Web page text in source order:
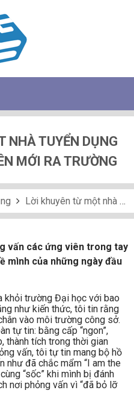
NHÀ TUYỂN DỤNG
MỚI RA TRƯỜNG
Lời khuyên từ một nhà tuyển dụng dành cho sinh viên mới ra trường
vấn các ứng viên trong tay
mình của những ngày đầu
khỏi trường Đại học với bao
như kiến thức, tôi tin rằng
vào môi trường công sở.
tự tin: bằng cấp “ngon”,
thành tích trong thời gian
vấn, tôi tự tin mang bộ hồ
như đã chắc mẩm “I am the
“sốc” khi mình bị đánh
nơi phỏng vấn vì “đã bỏ lỡ